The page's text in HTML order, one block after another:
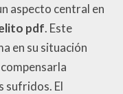
aspecto central en
pdf. Este
en su situación
sufridos. El